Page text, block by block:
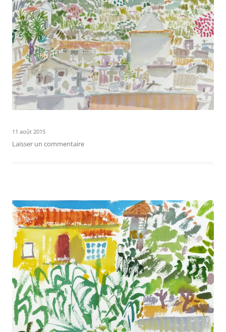
11 août 2015
Laisser un commentaire